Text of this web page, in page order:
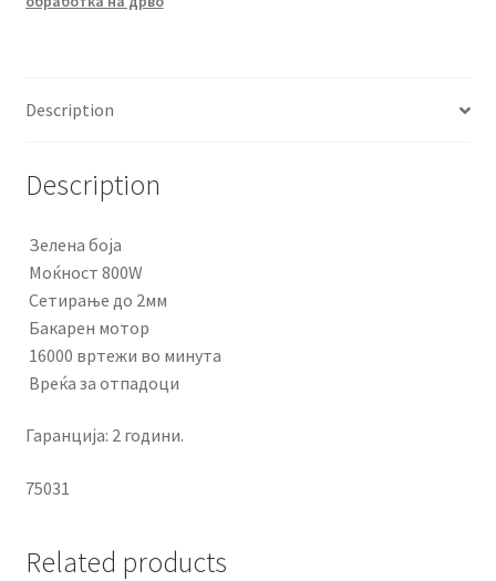
FIELDMANN
quantity
Description
Description
Зелена боја
Моќност 800W
Сетирање до 2мм
Бакарен мотор
16000 вртежи во минута
Вреќа за отпадоци
Гаранција: 2 години.
75031
Related products